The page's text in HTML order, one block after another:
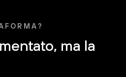
ma la